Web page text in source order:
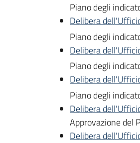
Piano degli
Delibera
Piano degli
Delibera
Piano degli
Delibera
Piano degli
Delibera
Approvazione del
Delibera